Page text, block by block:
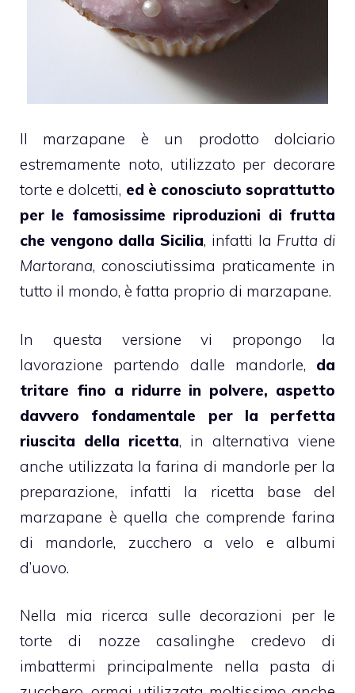
Il marzapane è un prodotto dolciario
estremamente noto, utilizzato per decorare
torte edolcetti, ed è conosciuto soprattutto
per le famosissime riproduzioni di frutta
che vengono dalla Sicilia, infatti la Frutta di
Martorana, conosciutissima praticamente in
tutto il mondo, è fatta proprio di marzapane.
In questa versione vi propongo la
lavorazione partendo dalle mandorle, da
tritare fino a ridurre in polvere, aspetto
davvero fondamentale per la perfetta
riuscita della ricetta, in alternativa viene
anche utilizzata la farina di mandorle per la
preparazione, infatti la ricetta base del
marzapane è quella che comprende farina
di mandorle, zucchero a velo e albumi
d’uovo.
Nella mia ricerca sulle decorazioni per le
torte di nozze casalinghe credevo di
imbattermi principalmente nella pasta di